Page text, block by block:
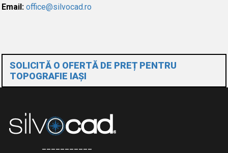
Email: office@silvocad.ro
SOLICITĂ O OFERTĂ DE PREȚ PENTRU
TOPOGRAFIE IAȘI